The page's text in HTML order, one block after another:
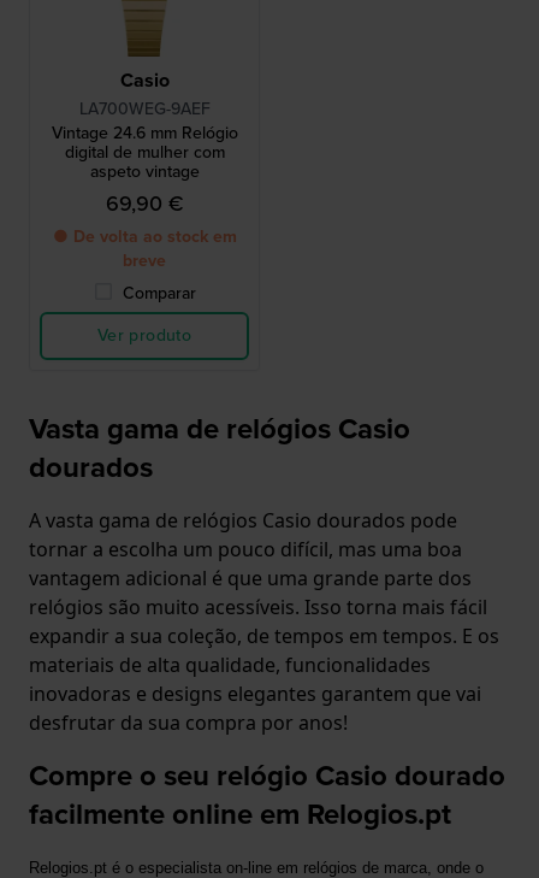
Casio
LA700WEG-9AEF
Vintage 24.6 mm Relógio
digital de mulher com
aspeto vintage
69,90 €
● De volta ao stock em
breve
Comparar
Ver produto
Vasta gama de relógios Casio
dourados
A vasta gama de relógios Casio dourados pode
tornar a escolha um pouco difícil, mas uma boa
vantagem adicional é que uma grande parte dos
relógios são muito acessíveis. Isso torna mais fácil
expandir a sua coleção, de tempos em tempos. E os
materiais de alta qualidade, funcionalidades
inovadoras e designs elegantes garantem que vai
desfrutar da sua compra por anos!
Compre o seu relógio Casio dourado
facilmente online em Relogios.pt
Relogios.pt é o especialista on-line em relógios de marca, onde o